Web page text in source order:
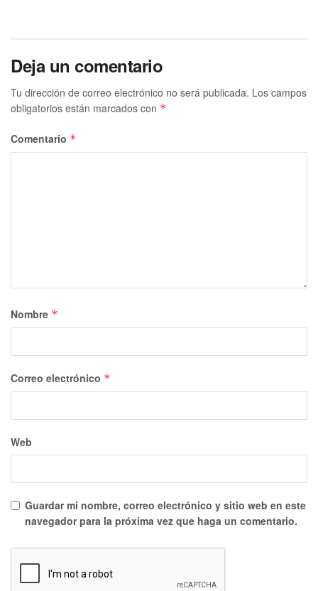
Deja un comentario
Tu dirección de correo electrónico no será publicada. Los campos
obligatorios están marcados con *
Comentario *
Nombre *
Correo electrónico *
Web
Guardar mi nombre, correo electrónico y sitio web en este
navegador para la próxima vez que haga un comentario.